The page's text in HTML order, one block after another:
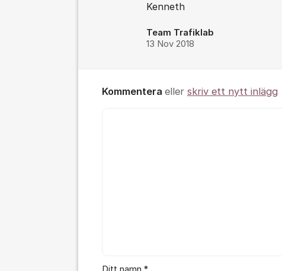
Kenneth
Team Trafiklab
13 Nov 2018
Kommentera eller skriv ett nytt inlägg